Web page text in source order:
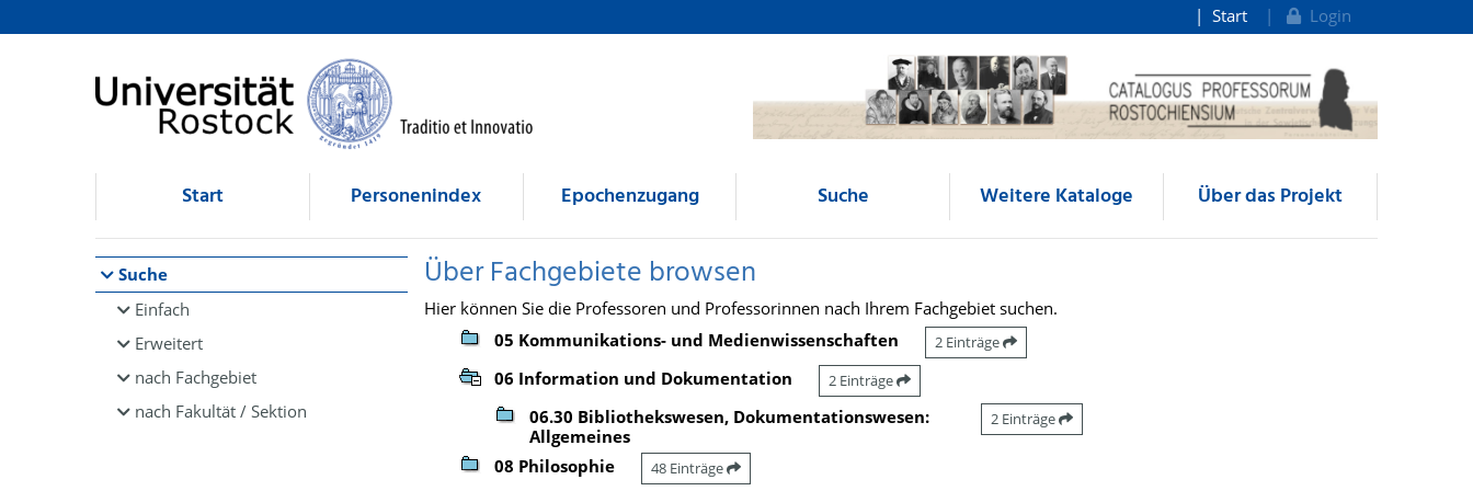
Browsen
direkt zum Inhalt
Start Login
Start Personenindex Epochenzugang Suche Weitere Kataloge Über das Projekt
Suche
Einfach
Erweitert
nach Fachgebiet
nach Fakultät / Sektion
Über Fachgebiete browsen
Hier können Sie die Professoren und Professorinnen nach Ihrem Fachgebiet suchen.
05 Kommunikations- und Medienwissenschaften
2 Einträge
06 Information und Dokumentation 2 Einträge
06.30 Bibliothekswesen, Dokumentationswesen:
Allgemeines
2 Einträge
08 Philosophie 48 Einträge